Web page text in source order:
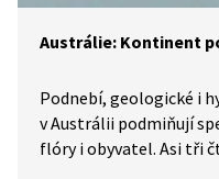
Austrálie: Kontinent
Podnebí, geologické i
v Austrálii podmiňují
flóry i obyvatel. Asi tři